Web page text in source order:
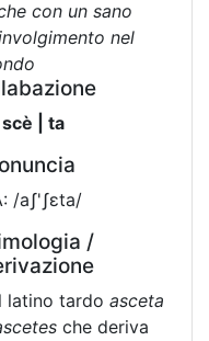
con un sano
nel
| ta
/aʃ'ʃɛta/
/
latino tardo asceta
che deriva